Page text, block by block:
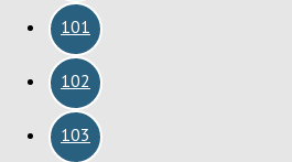
101
102
103